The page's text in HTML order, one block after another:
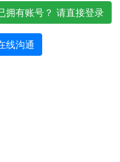
拥有账号？ 请直接登录
线沟通